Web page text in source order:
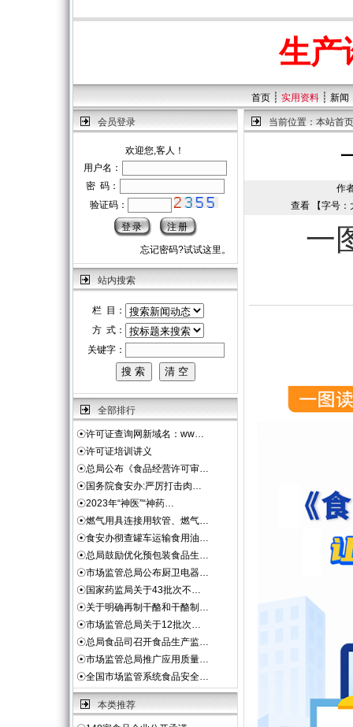
生产
首页 ┊ 实用资料 ┊ 新闻
会员登录
欢迎您,客人！
用户名：
密 码：
验证码：
忘记密码?试试这里。
站内搜索
栏 目：
方 式：
关键字：
全部排行
☉许可证查询网新域名：ww…
☉许可证培训讲义
☉总局公布《食品经营许可审…
☉国务院食安办:严厉打击肉…
☉2023年“神医”“神药…
☉燃气用具连接用软管、燃气…
☉食安办彻查罐车运输食用油…
☉总局鼓励优化预包装食品生…
☉市场监管总局公布厨卫电器…
☉国家药监局关于43批次不…
☉关于明确再制干酪和干酪制…
☉市场监管总局关于12批次…
☉总局食品司召开食品生产监…
☉市场监管总局推广应用质量…
☉全国市场监管系统食品安全…
本类推荐
当前位置： 本站首页
作
查看 【字号：
一